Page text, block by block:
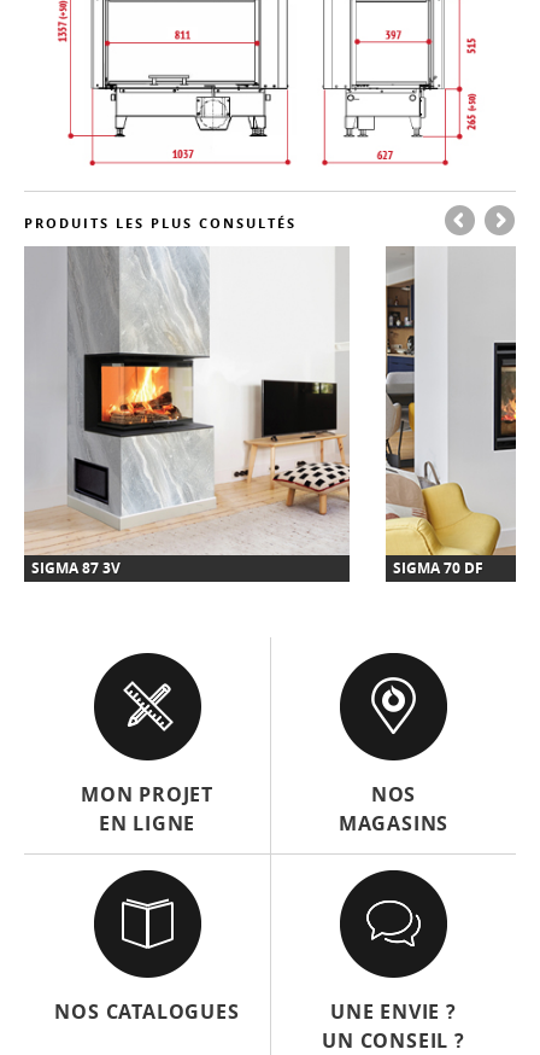
PRODUITS LES PLUS CONSULTÉS
SIGMA 87 3V SIGMA 70 DF
MON PROJET
EN LIGNE
NOS
MAGASINS
NOS CATALOGUES
UNE ENVIE ?
UN CONSEIL ?